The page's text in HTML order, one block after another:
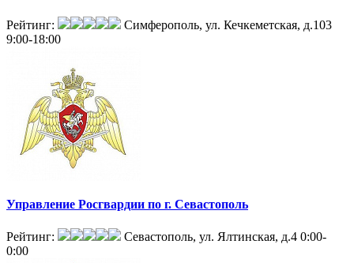
Рейтинг:
Симферополь, ул. Кечкеметская, д.103
9:00-18:00
Управление Росгвардии по г. Севастополь
Рейтинг: Севастополь, ул. Ялтинская, д.4 0:00-
0:00